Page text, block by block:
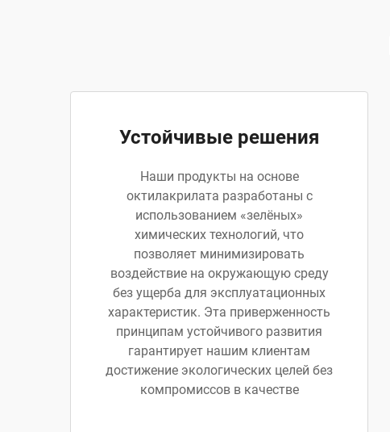
Устойчивые решения
Наши продукты на основе
октилакрилата разработаны с
использованием «зелёных»
химических технологий, что
позволяет минимизировать
воздействие на окружающую среду
без ущерба для эксплуатационных
характеристик. Эта приверженность
принципам устойчивого развития
гарантирует нашим клиентам
достижение экологических целей без
компромиссов в качестве